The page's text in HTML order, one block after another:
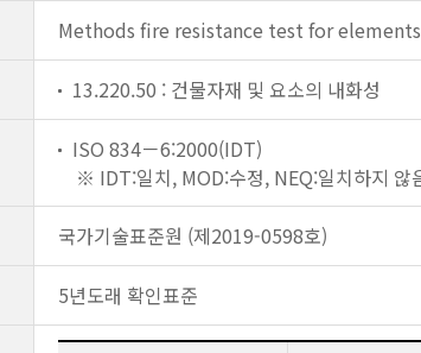
Methods fire resistance test for
13.220.50 : 건물자재 및 요소의 내화성
ISO 834－6:2000(IDT)
※ IDT:일치, MOD:수정, NEQ:일치하지 않
국가기술표준원 (제2019-0598호)
5년도래 확인표준